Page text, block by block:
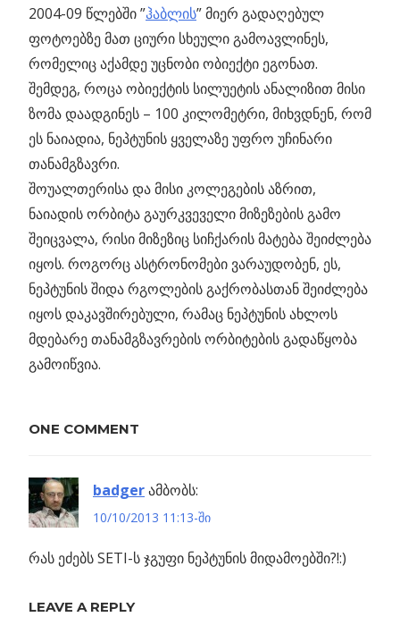
2004-09 წლებში ”ჰაბლის” მიერ გადაღებულ
ფოტოებზე მათ ციური სხეული გამოავლინეს,
რომელიც აქამდე უცნობი ობიექტი ეგონათ.
შემდეგ, როცა ობიექტის სილუეტის ანალიზით მისი
ზომა დაადგინეს – 100 კილომეტრი, მიხვდნენ, რომ
ეს ნაიადია, ნეპტუნის ყველაზე უფრო უჩინარი
თანამგზავრი.
შოუალთერისა და მისი კოლეგების აზრით,
ნაიადის ორბიტა გაურკვეველი მიზეზების გამო
შეიცვალა, რისი მიზეზიც სიჩქარის მატება შეიძლება
იყოს. როგორც ასტრონომები ვარაუდობენ, ეს,
ნეპტუნის შიდა რგოლების გაქრობასთან შეიძლება
იყოს დაკავშირებული, რამაც ნეპტუნის ახლოს
მდებარე თანამგზავრების ორბიტების გადაწყობა
გამოიწვია.
პოსტის
ნავიგაცია
Post:
მოძრაობა
ONE COMMENT
badgerამბობს:
10/10/2013 11:13-ში
რას ეძებს SETI-ს ჯგუფი ნეპტუნის მიდამოებში?!:)
LEAVE A REPLY